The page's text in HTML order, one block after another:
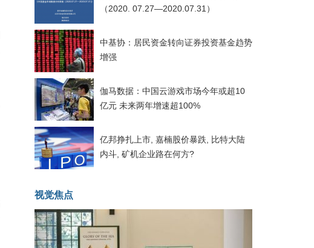
（2020. 07.27—2020.07.31）
中基协：居民资金转向证券投资基金趋势
增强
伽马数据：中国云游戏市场今年或超10
亿元 未来两年增速超100%
亿邦挣扎上市, 嘉楠股价暴跌, 比特大陆
内斗, 矿机企业路在何方?
视觉焦点